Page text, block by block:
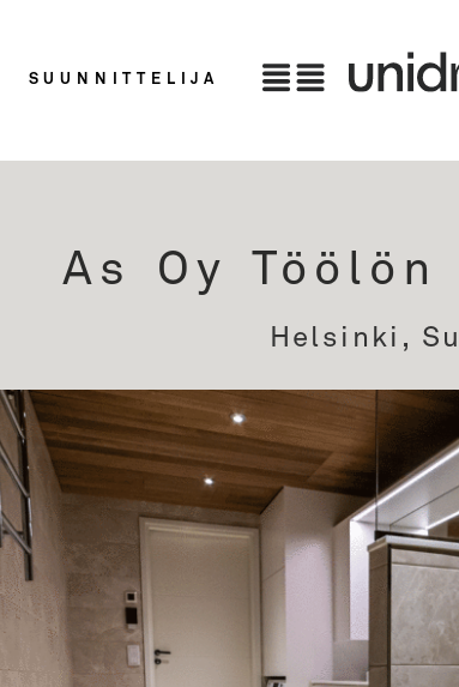
SUUNNITTELIJA
As Oy Töölön
Helsinki,